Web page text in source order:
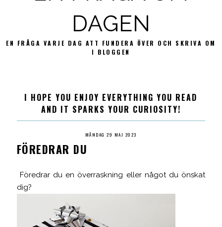
DAGEN
EN FRÅGA VARJE DAG ATT FUNDERA ÖVER OCH SKRIVA OM
I BLOGGEN
I HOPE YOU ENJOY EVERYTHING YOU READ
AND IT SPARKS YOUR CURIOSITY!
MÅNDAG 29 MAJ 2023
FÖREDRAR DU
Föredrar du en överraskning eller något du önskat
dig?